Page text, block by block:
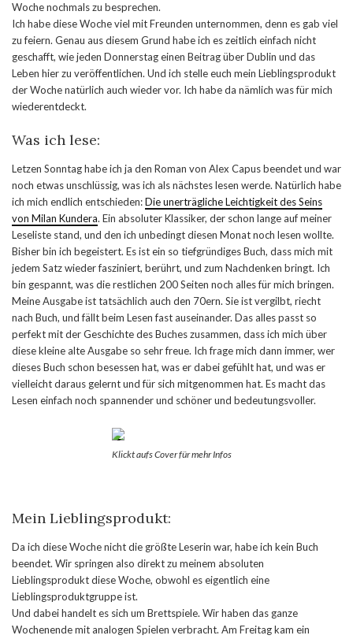
Woche nochmals zu besprechen.
Ich habe diese Woche viel mit Freunden unternommen, denn es gab viel
zu feiern. Genau aus diesem Grund habe ich es zeitlich einfach nicht
geschafft, wie jeden Donnerstag einen Beitrag über Dublin und das
Leben hier zu veröffentlichen. Und ich stelle euch mein Lieblingsprodukt
der Woche natürlich auch wieder vor. Ich habe da nämlich was für mich
wiederentdeckt.
Was ich lese:
Letzen Sonntag habe ich ja den Roman von Alex Capus beendet und war
noch etwas unschlüssig, was ich als nächstes lesen werde. Natürlich habe
ich mich endlich entschieden:Die unerträgliche Leichtigkeit des Seins
von Milan Kundera. Ein absoluter Klassiker, der schon lange auf meiner
Leseliste stand, und den ich unbedingt diesen Monat noch lesen wollte.
Bisher bin ich begeistert. Es ist ein so tiefgründiges Buch, dass mich mit
jedem Satz wieder fasziniert, berührt, und zum Nachdenken bringt. Ich
bin gespannt, was die restlichen 200 Seiten noch alles für mich bringen.
Meine Ausgabe ist tatsächlich auch den 70ern. Sie ist vergilbt, riecht
nach Buch, und fällt beim Lesen fast auseinander. Das alles passt so
perfekt mit der Geschichte des Buches zusammen, dass ich mich über
diese kleine alte Ausgabe so sehr freue. Ich frage mich dann immer, wer
dieses Buch schon besessen hat, was er dabei gefühlt hat, und was er
vielleicht daraus gelernt und für sich mitgenommen hat. Es macht das
Lesen einfach noch spannender und schöner und bedeutungsvoller.
Klickt aufs Cover für mehr Infos
Mein Lieblingsprodukt:
Da ich diese Woche nicht die größte Leserin war, habe ich kein Buch
beendet. Wir springen also direkt zu meinem absoluten
Lieblingsprodukt diese Woche, obwohl es eigentlich eine
Lieblingsproduktgruppe ist.
Und dabei handelt es sich um Brettspiele. Wir haben das ganze
Wochenende mit analogen Spielen verbracht. Am Freitag kam ein